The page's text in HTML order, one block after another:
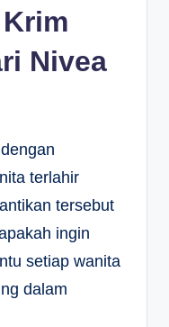
Nivea
terlahir
tersebut
ingin
setiap wanita
dalam